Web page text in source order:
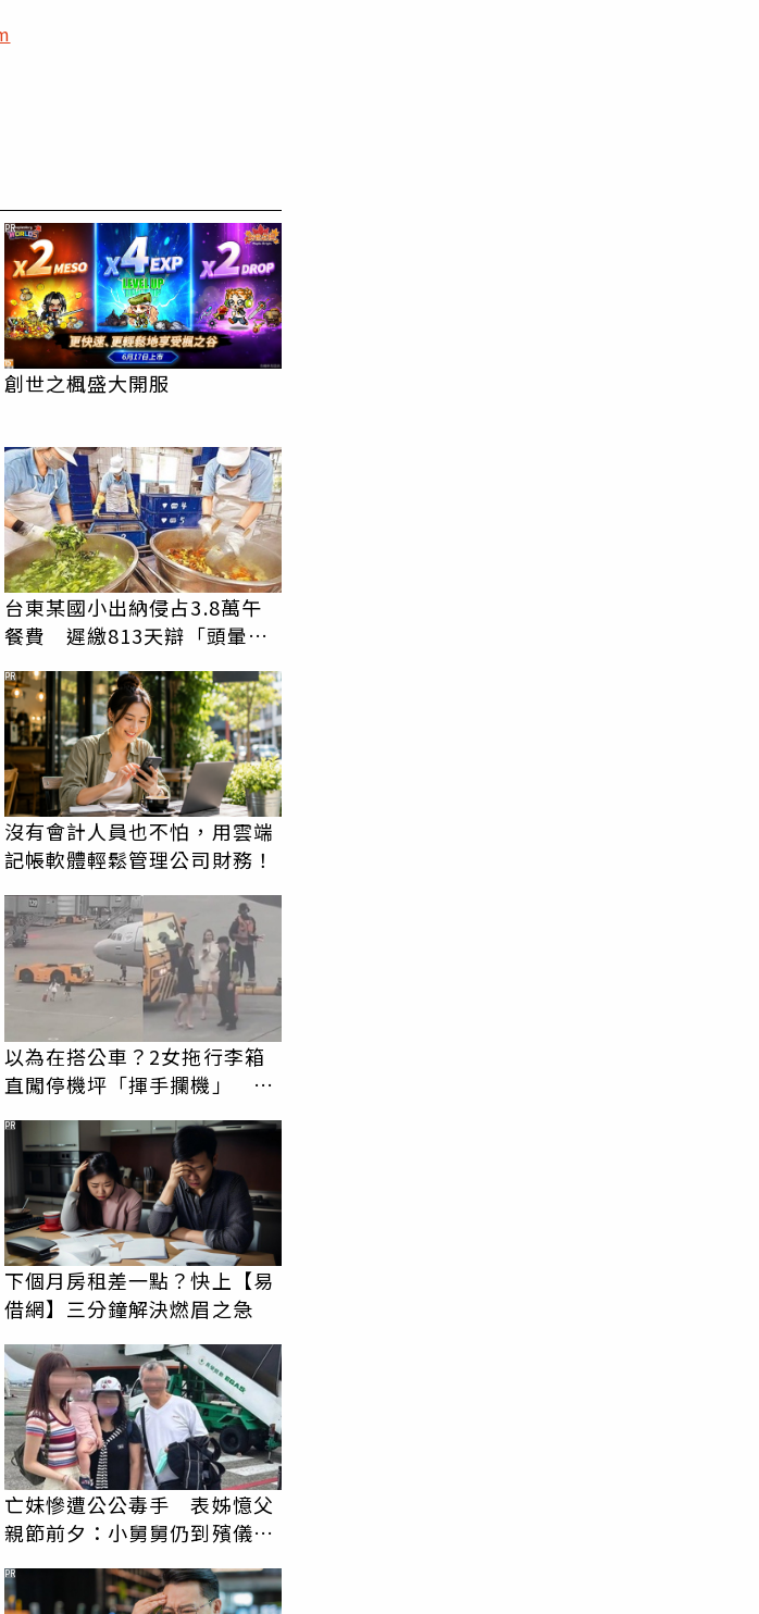
創世之楓盛大開服
PR
台東某國小出納侵占3.8萬午
餐費 遲繳813天辯「頭暈忘
沒有會計人員也不怕，用雲端
記帳軟體輕鬆管理公司財務！
PR
以為在搭公車？2女拖行李箱
直闖停機坪「揮手攔機」 荒
下個月房租差一點？快上【易
借網】三分鐘解決燃眉之急
PR
亡妹慘遭公公毒手 表姊憶父
親節前夕：小舅舅仍到殯儀館
陪她說話
PR